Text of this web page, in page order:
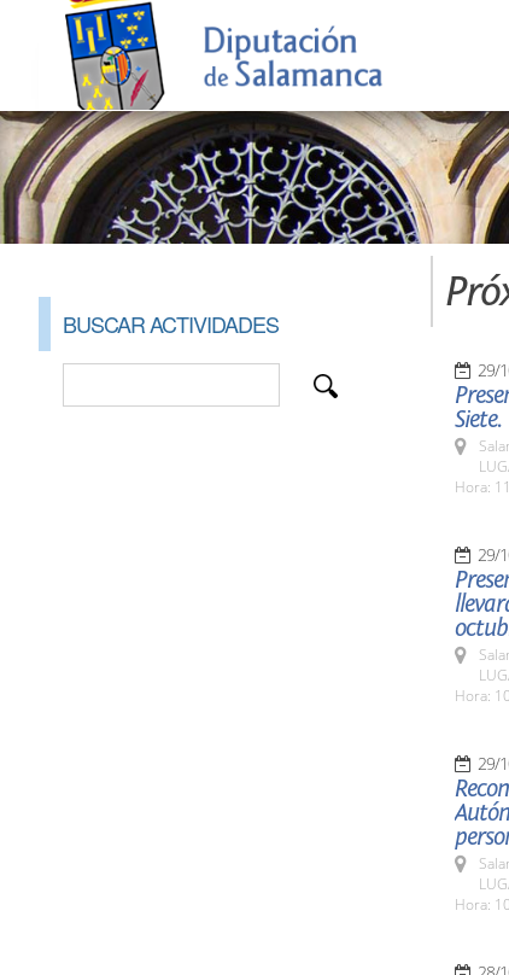
BUSCAR ACTIVIDADES
29/
Siete.
Hora:
29/
Hora:
29/
Hora: